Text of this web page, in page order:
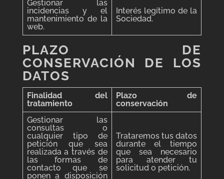
Gestionar las
incidencias y el
mantenimiento de la
web.
Interés legítimo de la
Sociedad.
PLAZO DE
CONSERVACIÓN DE LOS
DATOS
Finalidad del
tratamiento
Plazo de
conservación
Gestionar las
consultas o
cualquier tipo de
petición que sea
realizada a través de
las formas de
contacto que se
ponen a disposición
Trataremos tus datos
durante el tiempo
que sea necesario
para atender tu
solicitud o petición.